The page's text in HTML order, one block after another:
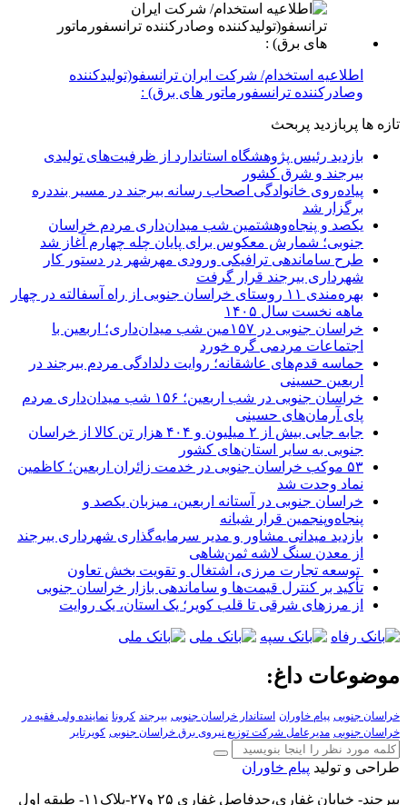
اطلاعیه استخدام/ شرکت ایران ترانسفو(تولیدکننده
وصادرکننده ترانسفورماتور های برق) :
تازه ها پربازدید پربحث
بازدید رئیس پژوهشگاه استاندارد از ظرفیت‌های تولیدی
بیرجند و شرق کشور
پیاده‌روی خانوادگی اصحاب رسانه بیرجند در مسیر بنددره
برگزار شد
یکصد و پنجاه‌وهشتمین شب میدان‌داری مردم خراسان
جنوبی؛ شمارش معکوس برای پایان چله چهارم آغاز شد
طرح ساماندهی ترافیکی ورودی مهرشهر در دستور کار
شهرداری بیرجند قرار گرفت
بهره‌مندی ۱۱ روستای خراسان جنوبی از راه آسفالته در چهار
ماهه نخست سال ۱۴۰۵
خراسان جنوبی در ۱۵۷مین شب میدان‌داری؛ اربعین با
اجتماعات مردمی گره خورد
حماسه قدم‌های عاشقانه؛ روایت دلدادگی مردم بیرجند در
اربعین حسینی
خراسان جنوبی در شب اربعین؛ ۱۵۶ شب میدان‌داری مردم
پای آرمان‌های حسینی
جابه جایی بیش از ۲ میلیون و ۴۰۴ هزار تن کالا از خراسان
جنوبی به سایر استان‌های کشور
۵۳ موکب خراسان جنوبی در خدمت زائران اربعین؛ کاظمین
نماد وحدت شد
خراسان جنوبی در آستانه اربعین، میزبان یکصد و
پنجاه‌وپنجمین قرار شبانه
بازدید میدانی مشاور و مدیر سرمایه‌گذاری شهرداری بیرجند
از معدن سنگ لاشه ثمن‌شاهی
توسعه تجارت مرزی، اشتغال و تقویت بخش تعاون
تأکید بر کنترل قیمت‌ها و ساماندهی بازار خراسان جنوبی
از مرزهای شرقی تا قلب کویر؛ یک استان، یک روایت
موضوعات داغ:
خراسان جنوبی پیام خاوران استاندار خراسان جنوبی بیرجند کرونا نماینده ولی فقیه در
خراسان جنوبی مدیرعامل شرکت توزیع نیروی برق خراسان جنوبی کویرتایر
طراحی و تولید پیام خاوران
بیرجند- خیابان غفاری،حدفاصل غفاری ۲۵ و۲۷-پلاک۱۱- طبقه اول